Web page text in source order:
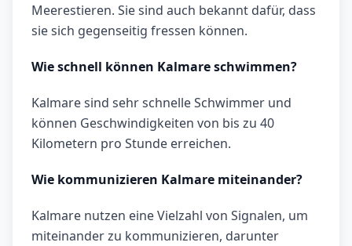
Meerestieren. Sie sind auch bekannt dafür, dass
sie sich gegenseitig fressen können.
Wie schnell können Kalmare schwimmen?
Kalmare sind sehr schnelle Schwimmer und
können Geschwindigkeiten von bis zu 40
Kilometern pro Stunde erreichen.
Wie kommunizieren Kalmare miteinander?
Kalmare nutzen eine Vielzahl von Signalen, um
miteinander zu kommunizieren, darunter